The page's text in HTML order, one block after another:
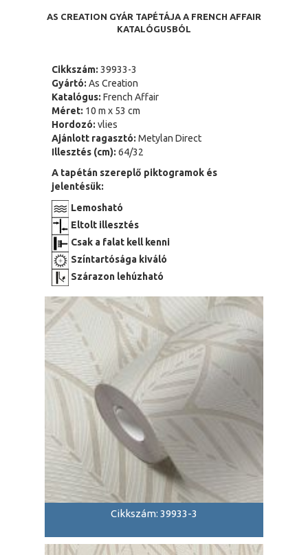
AS CREATION GYÁR TAPÉTÁJA A FRENCH AFFAIR
KATALÓGUSBÓL
Cikkszám: 39933-3
Gyártó: As Creation
Katalógus: French Affair
Méret: 10 m x 53 cm
Hordozó: vlies
Ajánlott ragasztó: Metylan Direct
Illesztés (cm): 64/32
A tapétán szereplő piktogramok és
jelentésük:
Lemosható
Eltolt illesztés
Csak a falat kell kenni
Színtartósága kiváló
Szárazon lehúzható
Cikkszám: 39933-3